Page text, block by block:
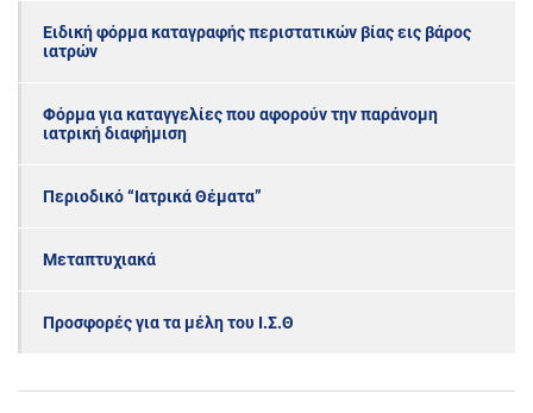
Ειδική φόρμα καταγραφής περιστατικών βίας εις βάρος
ιατρών
Φόρμα για καταγγελίες που αφορούν την παράνομη
ιατρική διαφήμιση
Περιοδικό “Ιατρικά Θέματα”
Μεταπτυχιακά
Προσφορές για τα μέλη του Ι.Σ.Θ